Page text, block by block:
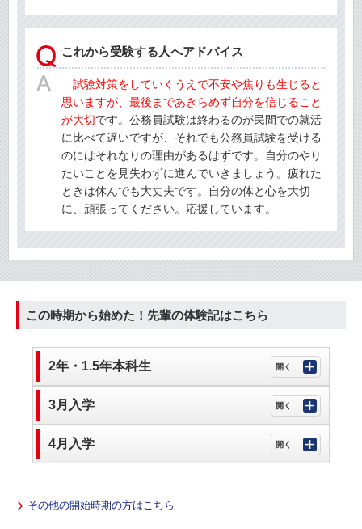
これから受験する人へアドバイス
試験対策をしていくうえで不安や焦りも生じると
思いますが、最後まであきらめず自分を信じること
が大切です。公務員試験は終わるのが民間での就活
に比べて遅いですが、それでも公務員試験を受ける
のにはそれなりの理由があるはずです。自分のやり
たいことを見失わずに進んでいきましょう。疲れた
ときは休んでも大丈夫です。自分の体と心を大切
に、頑張ってください。応援しています。
この時期から始めた！先輩の体験記はこちら
2年・1.5年本科生
3月入学
4月入学
その他の開始時期の方はこちら